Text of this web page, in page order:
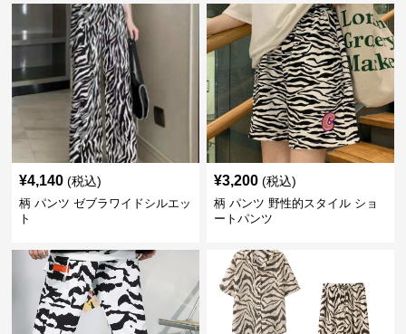
¥4,140 (税込)
柄 パンツ ゼブラワイドシルエッ
ト
¥3,200 (税込)
柄 パンツ 野性的スタイル ショ
ートパンツ